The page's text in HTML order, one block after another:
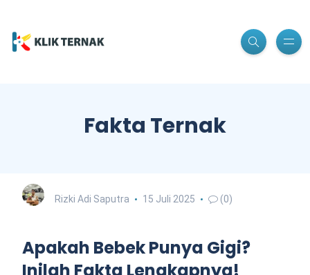
Fakta Ternak
Rizki Adi Saputra 15 Juli 2025 (0)
Apakah Bebek Punya Gigi?
Inilah Fakta Lengkapnya!